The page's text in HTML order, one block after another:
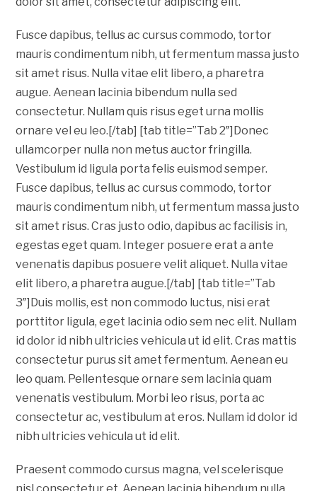
Fusce dapibus, tellus ac cursus commodo, tortor
mauris condimentum nibh, ut fermentum massa justo
sit amet risus. Nulla vitae elit libero, a pharetra
augue. Aenean lacinia bibendum nulla sed
consectetur. Nullam quis risus eget urna mollis
ornare vel eu leo.[/tab] [tab title=”Tab 2″]Donec
ullamcorper nulla non metus auctor fringilla.
Vestibulum id ligula porta felis euismod semper.
Fusce dapibus, tellus ac cursus commodo, tortor
mauris condimentum nibh, ut fermentum massa justo
sit amet risus. Cras justo odio, dapibus ac facilisis in,
egestas eget quam. Integer posuere erat a ante
venenatis dapibus posuere velit aliquet. Nulla vitae
elit libero, a pharetra augue.[/tab] [tab title=”Tab
3″]Duis mollis, est non commodo luctus, nisi erat
porttitor ligula, eget lacinia odio sem nec elit. Nullam
id dolor id nibh ultricies vehicula ut id elit. Cras mattis
consectetur purus sit amet fermentum. Aenean eu
leo quam. Pellentesque ornare sem lacinia quam
venenatis vestibulum. Morbi leo risus, porta ac
consectetur ac, vestibulum at eros. Nullam id dolor id
nibh ultricies vehicula ut id elit.
Praesent commodo cursus magna, vel scelerisque